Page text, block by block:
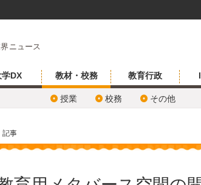
ニュース
学DX 教材・校務
授業 校務 その他
教育行政
記事